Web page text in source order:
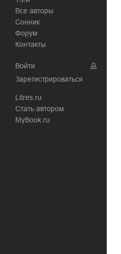
Все авторы
Сонник
Форум
Контакты
Войти
Зарегистрироваться
Litres.ru
Стать автором
MyBook.ru